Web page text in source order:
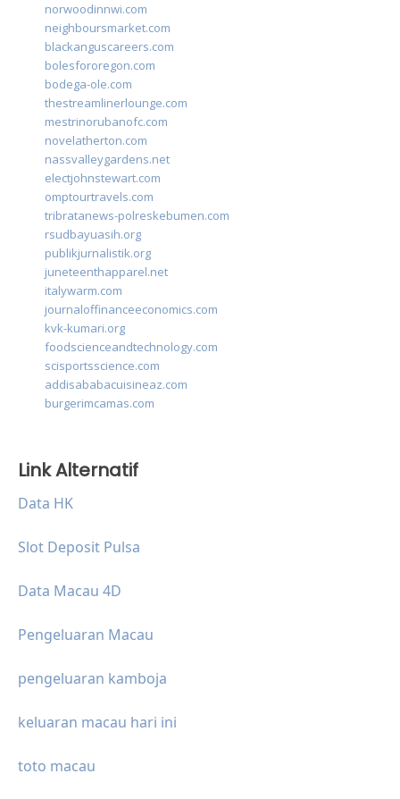
norwoodinnwi.com
neighboursmarket.com
blackanguscareers.com
bolesfororegon.com
bodega-ole.com
thestreamlinerlounge.com
mestrinorubanofc.com
novelatherton.com
nassvalleygardens.net
electjohnstewart.com
omptourtravels.com
tribratanews-polreskebumen.com
rsudbayuasih.org
publikjurnalistik.org
juneteenthapparel.net
italywarm.com
journaloffinanceeconomics.com
kvk-kumari.org
foodscienceandtechnology.com
scisportsscience.com
addisababacuisineaz.com
burgerimcamas.com
Link Alternatif
Data HK
Slot Deposit Pulsa
Data Macau 4D
Pengeluaran Macau
pengeluaran kamboja
keluaran macau hari ini
toto macau